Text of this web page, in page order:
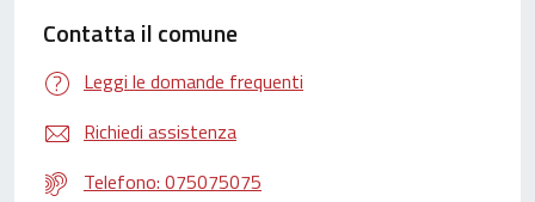
Contatta il comune
Leggi le domande frequenti
Richiedi assistenza
Telefono: 075075075